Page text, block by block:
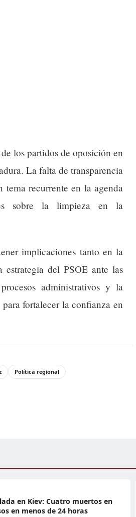
los partidos de oposición en
La falta de transparencia
tema recurrente en la agenda
sobre la limpieza en la
implicaciones tanto en la
del PSOE ante las
administrativos y la
fortalecer la confianza en
Política regional
en Kiev: Cuatro muertos en
en menos de 24 horas